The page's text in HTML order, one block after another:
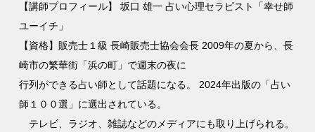
【講師プロフィール】 坂口 雄一 占い心理セラピスト「幸せ師
ユーイチ」
【資格】販売士１級 長崎販売士協会会長 2009年の夏から、長
崎市の繁華街「浜の町」で週末の夜に
行列ができる占い師として話題になる。 2024年出版の「占い
師１００選」に選出されている。
テレビ、ラジオ、雑誌などのメディアにも取り上げられる。